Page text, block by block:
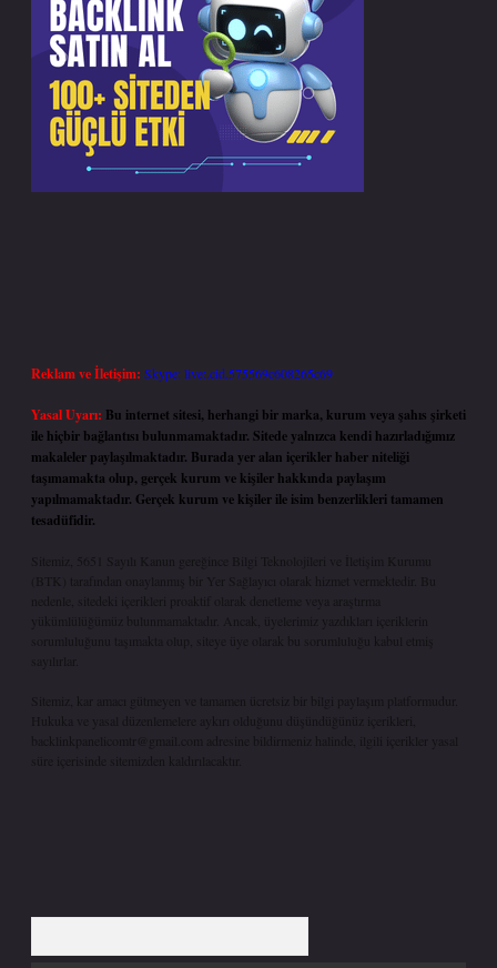
Reklam ve İletişim: Skype: live:.cid.575569c608265c69
Yasal Uyarı: Bu internet sitesi, herhangi bir marka, kurum veya şahıs şirketi
ile hiçbir bağlantısı bulunmamaktadır. Sitede yalnızca kendi hazırladığımız
makaleler paylaşılmaktadır. Burada yer alan içerikler haber niteliği
taşımamakta olup, gerçek kurum ve kişiler hakkında paylaşım
yapılmamaktadır. Gerçek kurum ve kişiler ile isim benzerlikleri tamamen
tesadüfidir.
Sitemiz, 5651 Sayılı Kanun gereğince Bilgi Teknolojileri ve İletişim Kurumu
(BTK) tarafından onaylanmış bir Yer Sağlayıcı olarak hizmet vermektedir. Bu
nedenle, sitedeki içerikleri proaktif olarak denetleme veya araştırma
yükümlülüğümüz bulunmamaktadır. Ancak, üyelerimiz yazdıkları içeriklerin
sorumluluğunu taşımakta olup, siteye üye olarak bu sorumluluğu kabul etmiş
sayılırlar.
Sitemiz, kar amacı gütmeyen ve tamamen ücretsiz bir bilgi paylaşım platformudur.
Hukuka ve yasal düzenlemelere aykırı olduğunu düşündüğünüz içerikleri,
backlinkpanelicomtr@gmail.com
adresine bildirmeniz halinde, ilgili içerikler yasal
süre içerisinde sitemizden kaldırılacaktır.